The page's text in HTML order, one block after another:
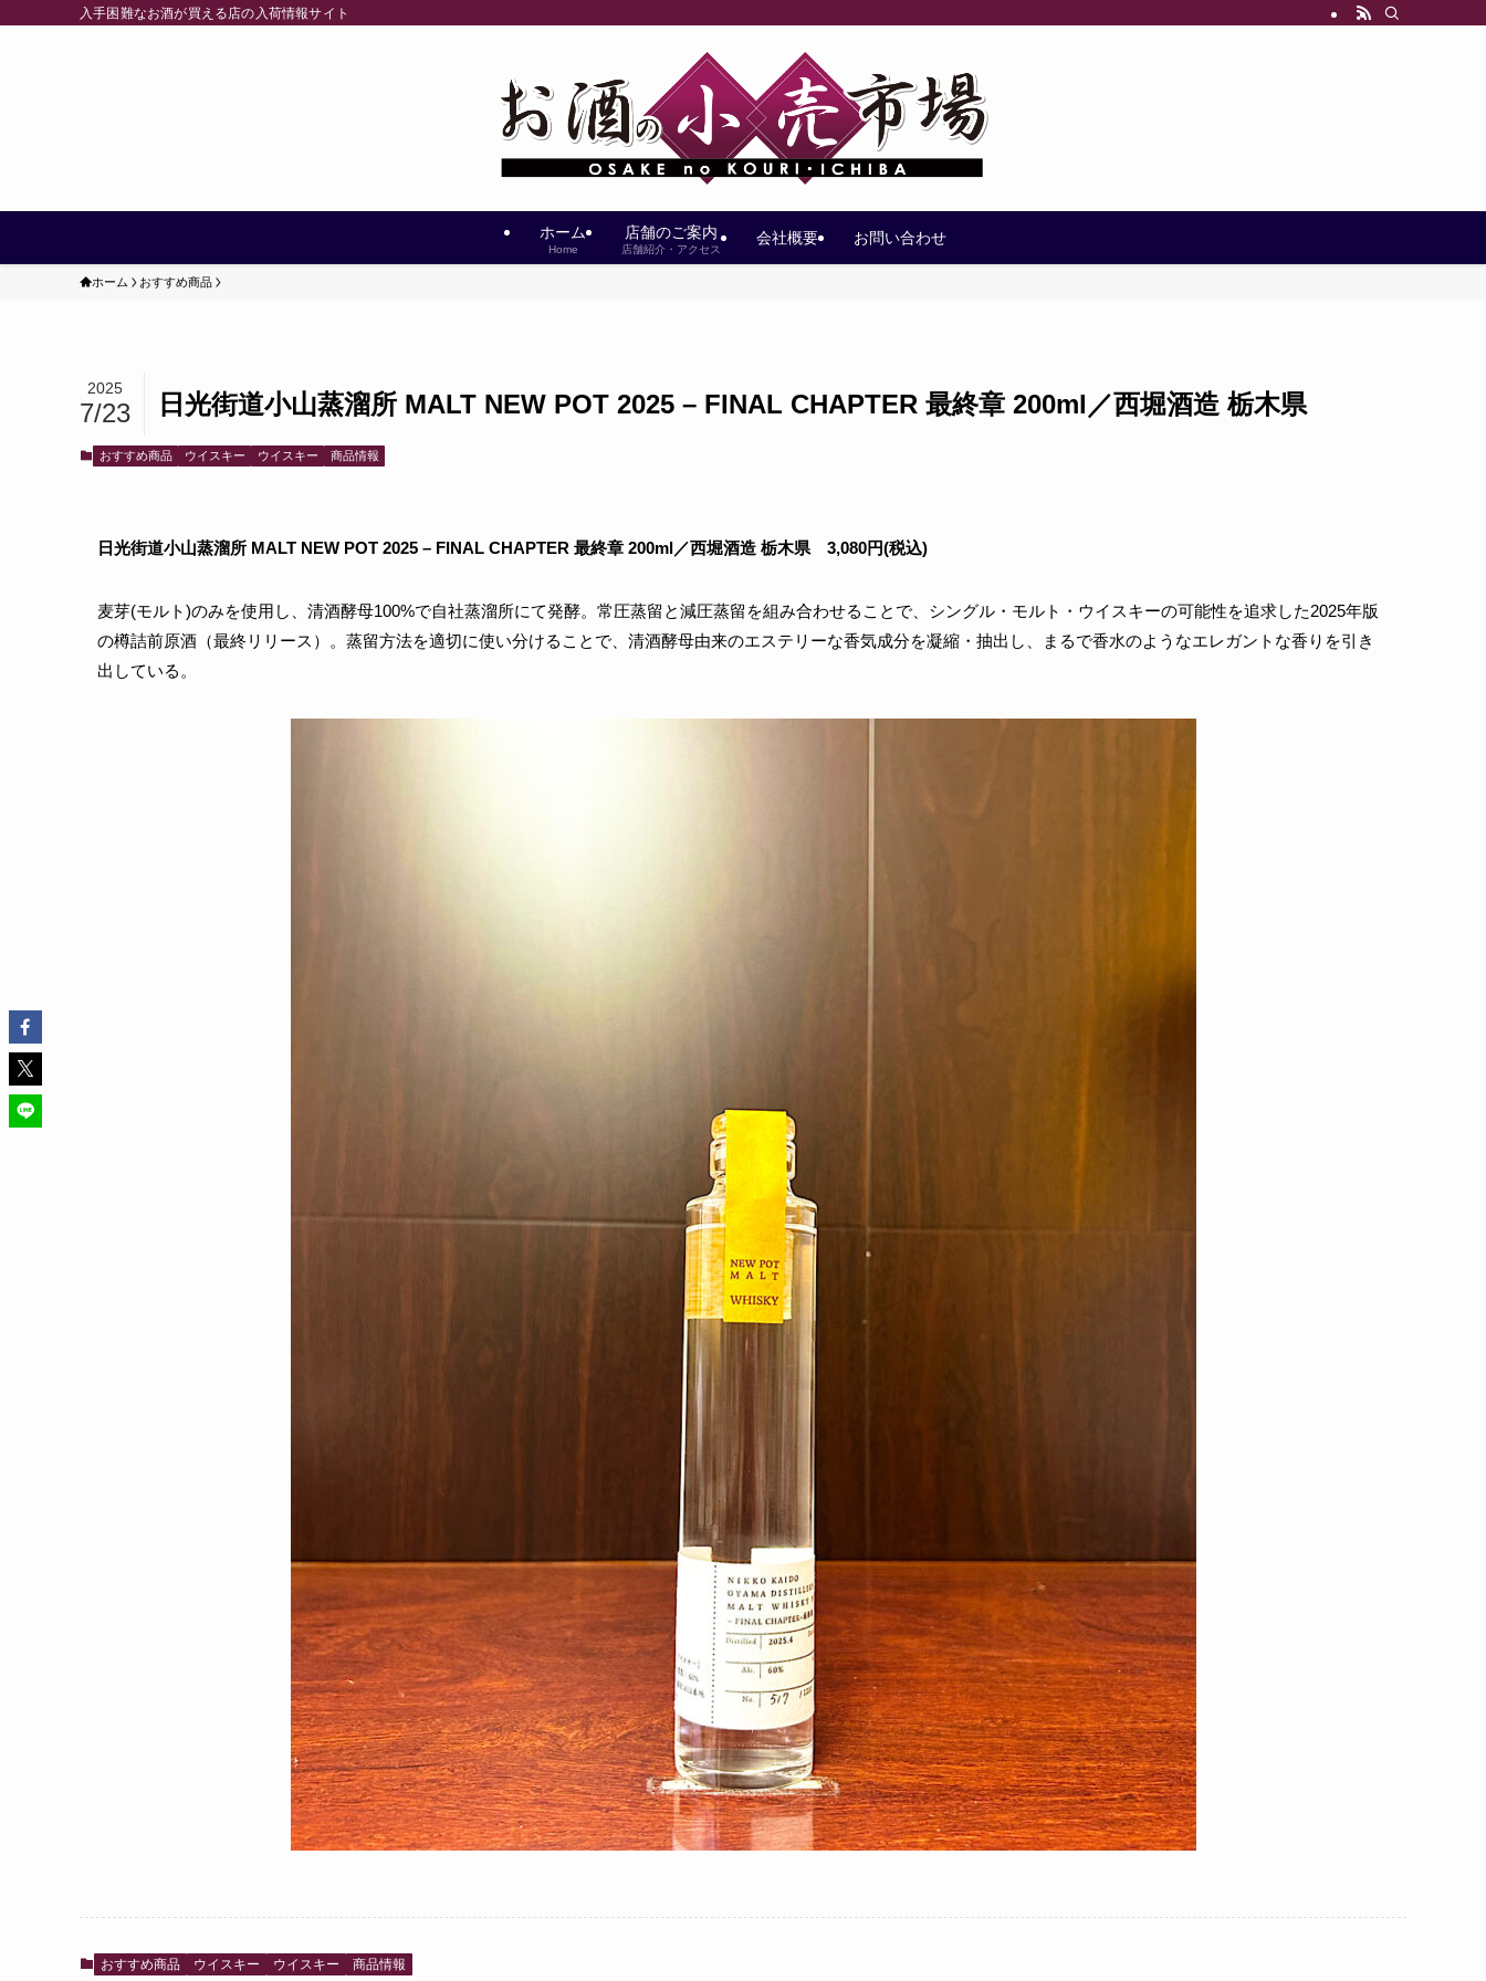
入手困難なお酒が買える店の入荷情報サイト
ホーム
Home
店舗のご案内
店舗紹介・アクセス
会社概要 お問い合わせ
ホーム おすすめ商品
日光街道小山蒸溜所 MALT NEW POT 2025 – FINAL CHAPTER 最終章 200ml／西堀酒造 栃木県
2025
7/23
おすすめ商品 ウイスキー ウイスキー 商品情報
日光街道小山蒸溜所 MALT NEW POT 2025 – FINAL CHAPTER 最終章 200ml／西堀酒造 栃木県 3,080円(税込)
麦芽(モルト)のみを使用し、清酒酵母100%で自社蒸溜所にて発酵。常圧蒸留と減圧蒸留を組み合わせることで、シングル・モルト・ウイスキーの可能性を追求した2025年版
の樽詰前原酒（最終リリース）。蒸留方法を適切に使い分けることで、清酒酵母由来のエステリーな香気成分を凝縮・抽出し、まるで香水のようなエレガントな香りを引き
出している。
おすすめ商品 ウイスキー ウイスキー 商品情報